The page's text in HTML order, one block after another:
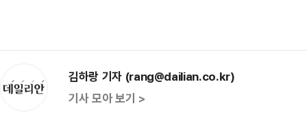
김하랑 기자 (rang@dailian.co.kr)
기사 모아 보기 >